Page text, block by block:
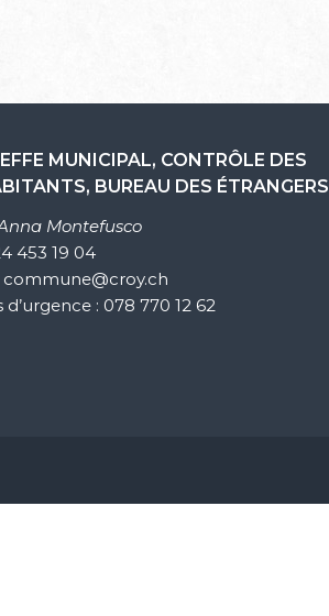
BUREAU DES ÉTRANGERS
Montefusco
453 19 04
commune@croy.ch
d’urgence : 078 770 12 62